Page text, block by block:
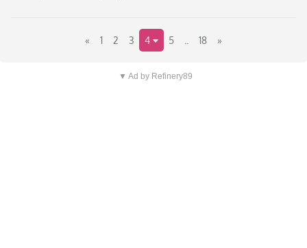
« 1 2 3 4 5 18 »
▼ Ad by Refinery89